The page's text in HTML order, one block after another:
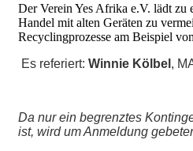
Der Verein Yes Afrika e.V. lädt zu
Handel mit alten Geräten zu
Recyclingprozesse am Beispiel
Es referiert: Winnie Kölbel ,
Da nur ein begrenztes
ist, wird um Anmeldung